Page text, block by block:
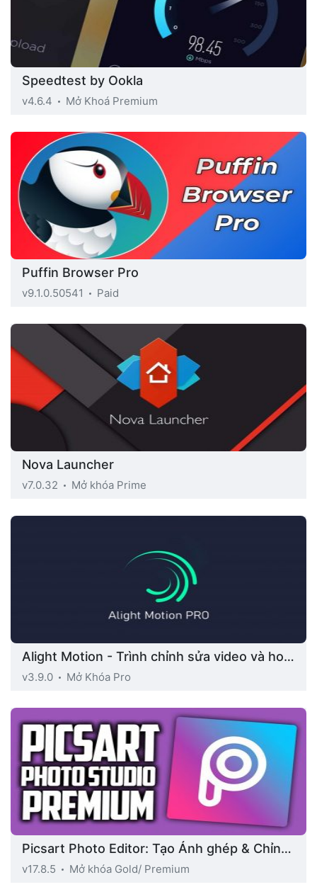
Speedtest by Ookla
v4.6.4 Mở Khoá Premium
Puffin Browser Pro
v9.1.0.50541 Paid
Nova Launcher
v7.0.32 Mở khóa Prime
Alight Motion - Trình chỉnh sửa video và hoạt họa
v3.9.0 Mở Khóa Pro
Picsart Photo Editor: Tạo Ảnh ghép & Chỉnh sửa Ảnh
v17.8.5 Mở khóa Gold/ Premium